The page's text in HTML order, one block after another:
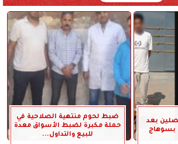
بعد
بسوهاج
ضبط لحوم منتهية الصلاحية في
حملة مكبرة لضبط الأسواق معدة
للبيع والتداول...